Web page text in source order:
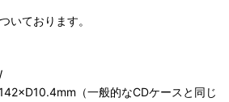
いております。
（一般的なCDケースと同じ